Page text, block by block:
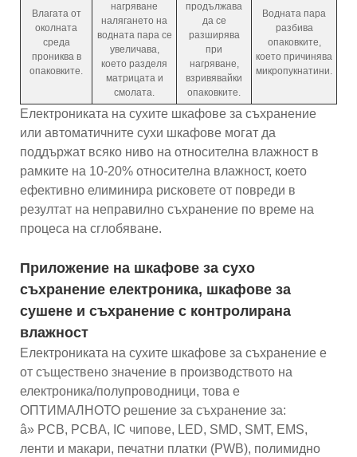
Влагата от
околната
среда
прониква в
опаковките.
нагряване
налягането на
водната пара се
увеличава,
което разделя
матрицата и
смолата.
продължава
да се
разширява
при
нагряване,
взривявайки
опаковките.
Водната пара
разбива
опаковките,
което причинява
микропукнатини.
Електрониката на сухите шкафове за съхранение
или автоматичните сухи шкафове могат да
поддържат всяко ниво на относителна влажност в
рамките на 10-20% относителна влажност, което
ефективно елиминира рисковете от повреди в
резултат на неправилно съхранение по време на
процеса на сглобяване.
Приложение на шкафове за сухо
съхранение електроника, шкафове за
сушене и съхранение с контролирана
влажност
Електрониката на сухите шкафове за съхранение е
от съществено значение в производството на
електроника/полупроводници, това е
ОПТИМАЛНОТО решение за съхранение за:
â» PCB, PCBA, IC чипове, LED, SMD, SMT, EMS,
ленти и макари, печатни платки (PWB), полимидно